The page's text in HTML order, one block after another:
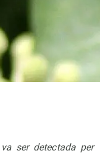
ser detectada per